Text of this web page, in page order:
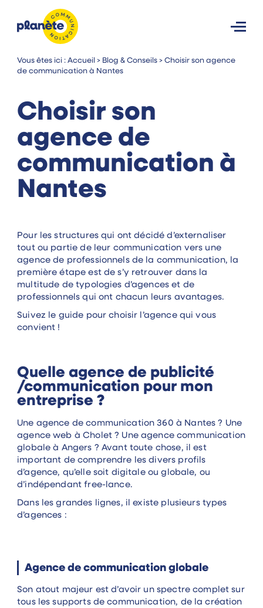
Vous êtes ici :Accueil > Blog & Conseils >Choisir son agence
de communication à Nantes
Choisir son
agence de
communication à
Nantes
Pour les structures qui ont décidé d’externaliser
tout ou partie de leur communication vers une
agence de professionnels de la communication, la
première étape est de s’y retrouver dans la
multitude de typologies d’agences et de
professionnels qui ont chacun leurs avantages.
Suivez le guide pour choisir l’agence qui vous
convient !
Quelle agence de publicité
/communication pour mon
entreprise ?
Une agence de communication 360 à Nantes ? Une
agence web à Cholet ? Une agence communication
globale à Angers ? Avant toute chose, il est
important de comprendre les divers profils
d’agence, qu’elle soit digitale ou globale, ou
d’indépendant free-lance.
Dans les grandes lignes, il existe plusieurs types
d’agences :
Agence de communication globale
Son atout majeur est d’avoir un spectre complet sur
tous les supports de communication, de la création